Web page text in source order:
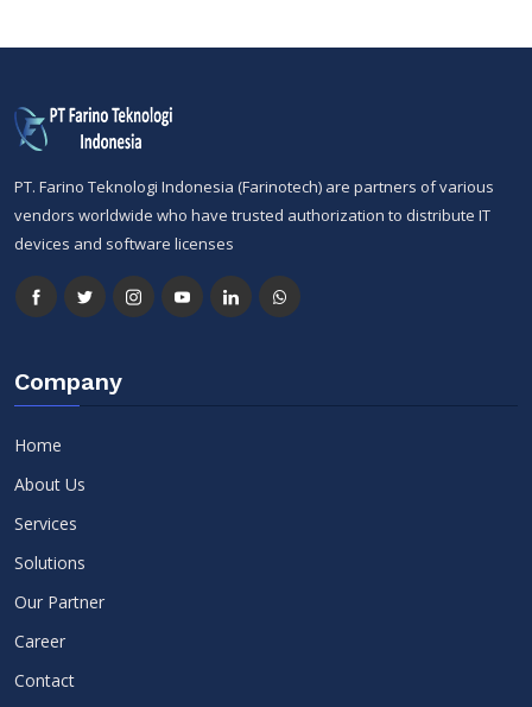
PT. Farino Teknologi Indonesia (Farinotech) are partners of various
vendors worldwide who have trusted authorization to distribute IT
devices and software licenses
Company
Home
About Us
Services
Solutions
Our Partner
Career
Contact